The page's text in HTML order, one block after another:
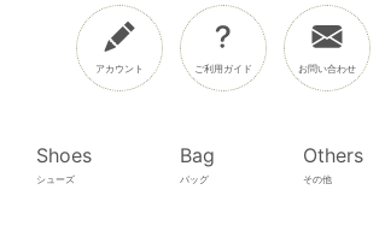
アカウント ご利用ガイド お問い合わせ
Shoes
シューズ
Bag
バッグ
Others
その他